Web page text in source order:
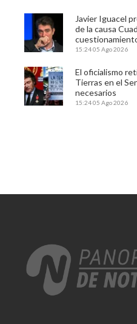
Javier Iguacel
de la causa
15:2405 Ago 2026
El oficialismo
Tierras en el
necesarios
15:2405 Ago 2026